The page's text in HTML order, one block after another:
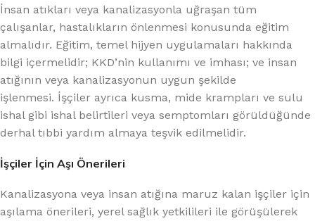
İnsan atıkları veya kanalizasyonla uğraşan tüm
çalışanlar, hastalıkların önlenmesi konusunda eğitim
almalıdır. Eğitim, temel hijyen uygulamaları hakkında
bilgi içermelidir; KKD’nin kullanımı ve imhası; ve insan
atığının veya kanalizasyonun uygun şekilde
işlenmesi. İşçiler ayrıca kusma, mide krampları ve sulu
ishal gibi ishal belirtileri veya semptomları görüldüğünde
derhal tıbbi yardım almaya teşvik edilmelidir.
İşçiler İçin Aşı Önerileri
Kanalizasyona veya insan atığına maruz kalan işçiler için
aşılama önerileri, yerel sağlık yetkilileri ile görüşülerek